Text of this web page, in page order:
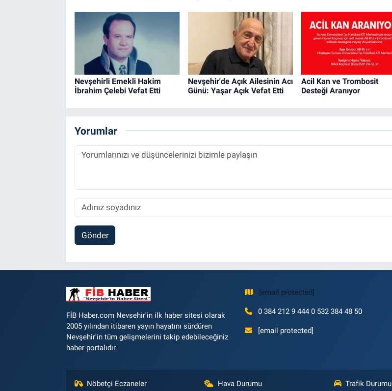
Nevşehirli Emekli Hakim
İbrahim Çelebi Vefat Etti
Nevşehir'de Açık Ailesinin Acı
Günü: Yaşar Açık Vefat Etti
Acil Kan ve Trombosit
Desteği Aranıyor
Yorumlar
Gönder
FİB Haber.com Nevsehir'in ilk haber sitesi olarak
2005 yılından itibaren yayın hayatını sürdüren
Nevşehir'in tüm gelişmelerini takip edebileceğiniz
haber portalıdır.
[email protected]
0 384 212 9 444 0 532 384 48 50
[email protected]
Nöbetçi Eczaneler Hava Durumu Trafik Durumu